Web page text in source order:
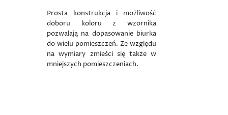
Prosta konstrukcja i możliwość
doboru koloru z wzornika
pozwalają na dopasowanie biurka
do wielu pomieszczeń. Ze względu
na wymiary zmieści się także w
mniejszych pomieszczeniach.